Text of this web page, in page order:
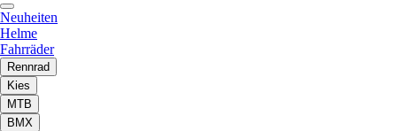
Neuheiten
Helme
Fahrräder
Rennrad
Kies
MTB
BMX